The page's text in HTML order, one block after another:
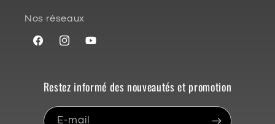
Nos réseaux
FacebookInstagramYouTube
Restez informé des nouveautés et promotion
E-mail